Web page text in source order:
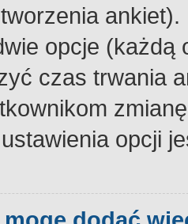
opcje
czas trwania
opcji